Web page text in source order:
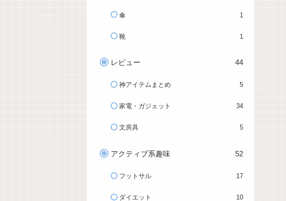
傘 1
靴 1
レビュー 44
神アイテムまとめ 5
家電・ガジェット 34
文房具 5
アクティブ系趣味 52
フットサル 17
ダイエット 10